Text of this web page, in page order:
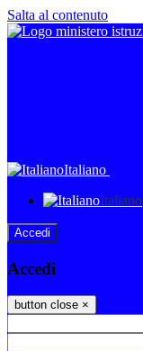
Salta al contenuto
Italiano
Italiano
Accedi
Accedi
button close ×